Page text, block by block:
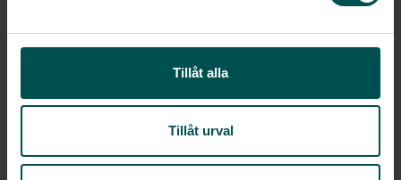
Tillåt alla
Tillåt urval
Inom samma område
SS 8760001:2017Sjukvårdstextilier -
Vårdbäddar - Motstånd mot antändlighet
SS-EN 14349:2025Kemiska